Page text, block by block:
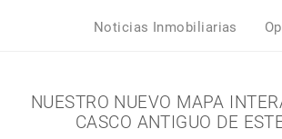
Noticias Inmobiliarias
NUESTRO NUEVO MAPA
CASCO ANTIGUO DE